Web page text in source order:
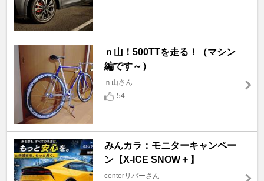
ｎ山！500TTを走る！（マシン
編です～）
ｎ山さん
54
みんカラ：モニターキャンペー
ン【X-ICE SNOW＋】
centerリバーさん